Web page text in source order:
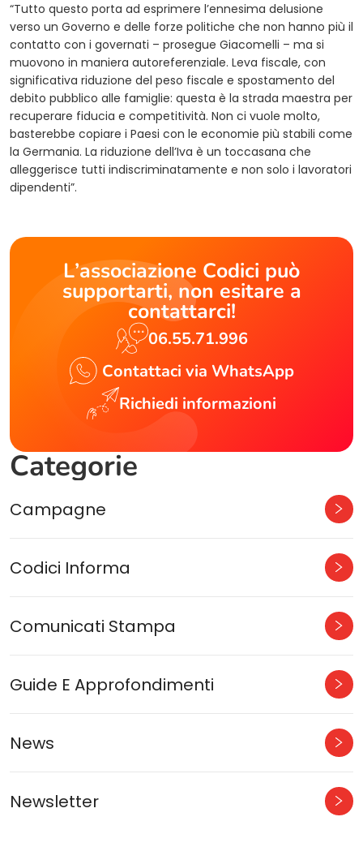
“Tutto questo porta ad esprimere l’ennesima delusione
verso un Governo e delle forze politiche che non hanno più il
contatto con i governati – prosegue Giacomelli – ma si
muovono in maniera autoreferenziale. Leva fiscale, con
significativa riduzione del peso fiscale e spostamento del
debito pubblico alle famiglie: questa è la strada maestra per
recuperare fiducia e competitività. Non ci vuole molto,
basterebbe copiare i Paesi con le economie più stabili come
la Germania. La riduzione dell’Iva è un toccasana che
alleggerisce tutti indiscriminatamente e non solo i lavoratori
dipendenti”.
L’associazione Codici può
supportarti, non esitare a
contattarci!
06.55.71.996
Contattaci via WhatsApp
Richiedi informazioni
Categorie
Campagne
Codici Informa
Comunicati Stampa
Guide E Approfondimenti
News
Newsletter